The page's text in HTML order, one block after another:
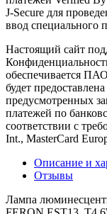
J-Secure для
ввод специального
Настоящий сайт
обеспечивается
будет
предусмотренных
платежей по
соответствии с
Int., MasterCard
Описание и
Отзывы
Лампа